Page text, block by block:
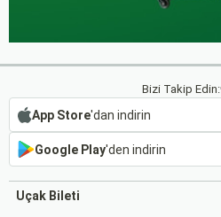
Bizi Takip Edin:
App Store'dan indirin
Google Play'den indirin
Uçak Bileti